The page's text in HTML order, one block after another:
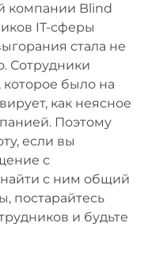
компании Blind
IT-сферы
стала не
Сотрудники
которое было на
как неясное
Поэтому
если вы
с
с ним общий
постарайтесь
и будьте